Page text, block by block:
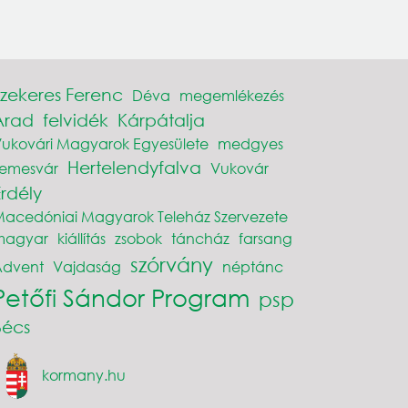
Ferenc Déva megemlékezés
felvidék Kárpátalja
Magyarok Egyesülete medgyes
Hertelendyfalva Vukovár
Magyarok Teleház Szervezete
kiállítás zsobok táncház farsang
Vajdaság szórvány néptánc
Sándor Program psp
kormany.hu